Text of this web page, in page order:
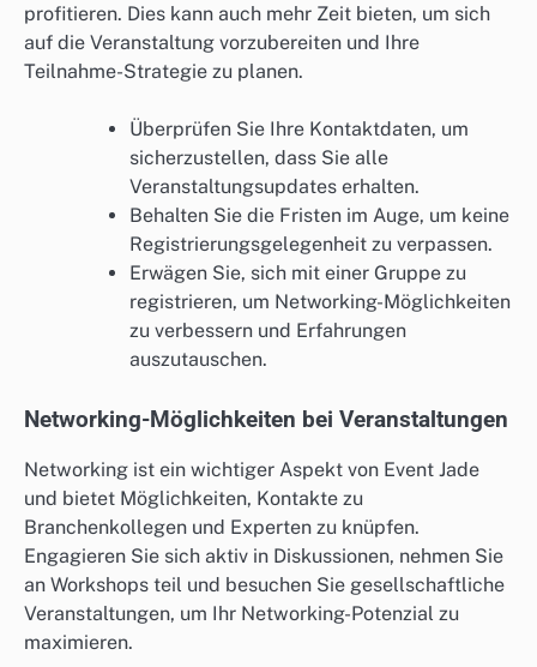
profitieren. Dies kann auch mehr Zeit bieten, um sich
auf die Veranstaltung vorzubereiten und Ihre
Teilnahme-Strategie zu planen.
Überprüfen Sie Ihre Kontaktdaten, um
sicherzustellen, dass Sie alle
Veranstaltungsupdates erhalten.
Behalten Sie die Fristen im Auge, um keine
Registrierungsgelegenheit zu verpassen.
Erwägen Sie, sich mit einer Gruppe zu
registrieren, um Networking-Möglichkeiten
zu verbessern und Erfahrungen
auszutauschen.
Networking-Möglichkeiten bei Veranstaltungen
Networking ist ein wichtiger Aspekt von Event Jade
und bietet Möglichkeiten, Kontakte zu
Branchenkollegen und Experten zu knüpfen.
Engagieren Sie sich aktiv in Diskussionen, nehmen Sie
an Workshops teil und besuchen Sie gesellschaftliche
Veranstaltungen, um Ihr Networking-Potenzial zu
maximieren.